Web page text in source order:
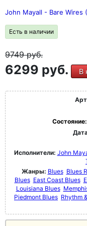
John Mayall - Bare Wires
Есть в наличии
9749руб.
6299 руб. В
Состояние:
Исполнители: John
Жанры: Blues Blues
Blues East Coast Blues
Louisiana Blues
Piedmont Blues Rhythm